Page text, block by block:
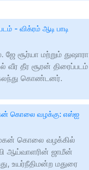
- விக்ரம் ஆடி பாடி
சூர்யா மற்றும் துஷாரா
வீர தீர சூரன் திரைப்படம்
கொண்டனர்.
கொலை வழக்கு: எஸ்ஐ
கொலை வழக்கில்
ஆய்வாளரின் ஜாமீன்
உயர்நீதிமன்ற மதுரை